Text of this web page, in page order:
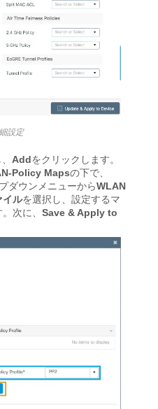
設定
Addをクリックします。
Policy Mapsの下で、
ダウンメニューからWLAN
イルを選択し、設定するマ
次に、 Save & Apply to